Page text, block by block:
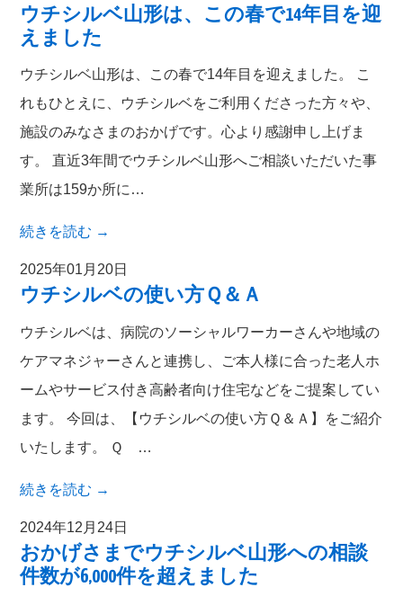
ウチシルベ山形は、この春で14年目を迎
えました
ウチシルベ山形は、この春で14年目を迎えました。 こ
れもひとえに、ウチシルベをご利用くださった方々や、
施設のみなさまのおかげです。心より感謝申し上げま
す。 直近3年間でウチシルベ山形へご相談いただいた事
業所は159か所に…
続きを読む →
2025年01月20日
ウチシルベの使い方Ｑ＆Ａ
ウチシルベは、病院のソーシャルワーカーさんや地域の
ケアマネジャーさんと連携し、ご本人様に合った老人ホ
ームやサービス付き高齢者向け住宅などをご提案してい
ます。 今回は、【ウチシルベの使い方Ｑ＆Ａ】をご紹介
いたします。 Ｑ …
続きを読む →
2024年12月24日
おかげさまでウチシルベ山形への相談
件数が6,000件を超えました